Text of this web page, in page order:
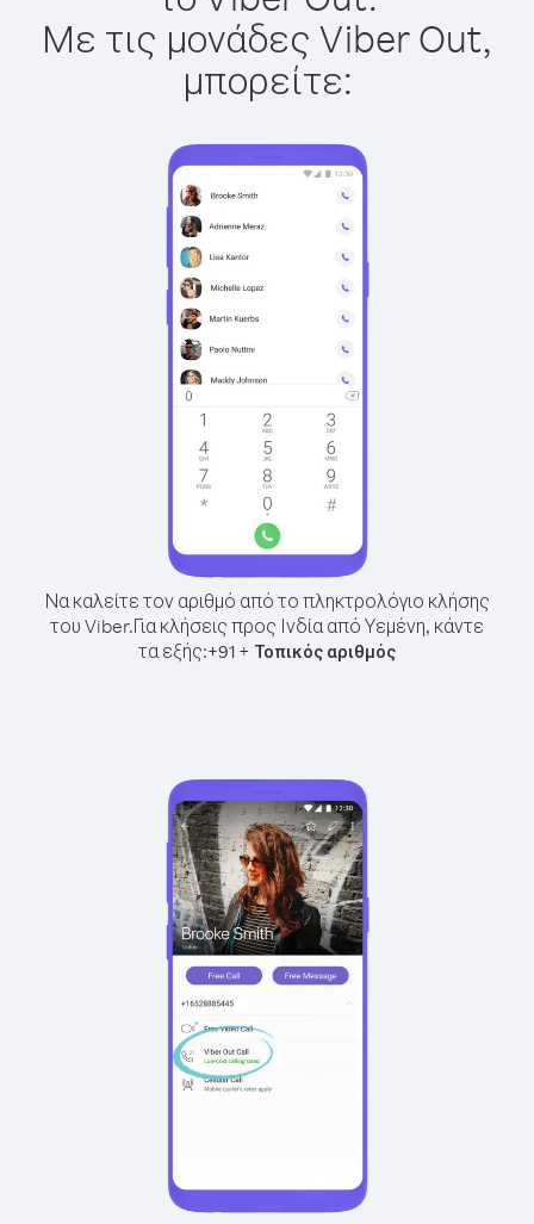
Με τις μονάδες Viber Out,
μπορείτε:
Να καλείτε τον αριθμό από το πληκτρολόγιο κλήσης
του Viber.Για κλήσεις προς Ινδία από Υεμένη, κάντε
τα εξής:+91 + Τοπικός αριθμός